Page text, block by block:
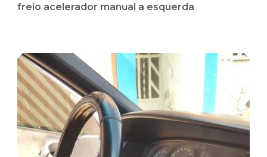
freio acelerador manual a esquerda